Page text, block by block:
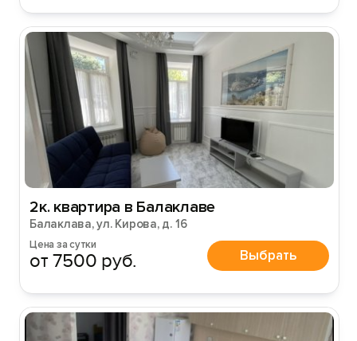
2к. квартира в Балаклаве
Балаклава, ул. Кирова, д. 16
Цена за сутки
от 7500 руб. Выбрать